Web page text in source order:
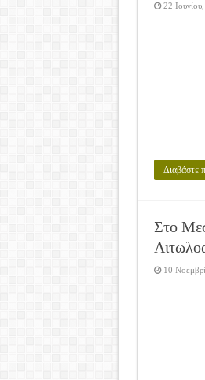
22
Διαβάστε
Στο
10